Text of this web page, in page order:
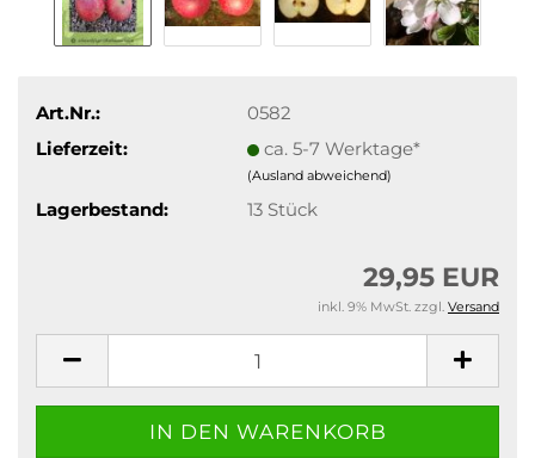
Art.Nr.:
0582
Lieferzeit:
ca. 5-7 Werktage*
(Ausland abweichend)
Lagerbestand: 13 Stück
29,95 EUR
inkl. 9% MwSt. zzgl. Versand